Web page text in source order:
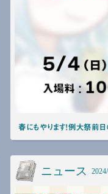
春にもやります！例大祭前
ニュース